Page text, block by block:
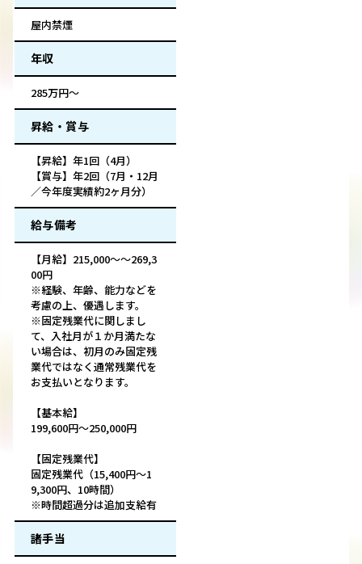
屋内禁煙
年収
285万円～
昇給・賞与
【昇給】年1回（4月）
【賞与】年2回（7月・12月
／今年度実績約2ヶ月分）
給与備考
【月給】215,000～～269,3
00円
※経験、年齢、能力などを
考慮の上、優遇します。
※固定残業代に関しまし
て、入社月が１か月満たな
い場合は、初月のみ固定残
業代ではなく通常残業代を
お支払いとなります。
【基本給】
199,600円～250,000円
【固定残業代】
固定残業代（15,400円～1
9,300円、10時間）
※時間超過分は追加支給有
諸手当